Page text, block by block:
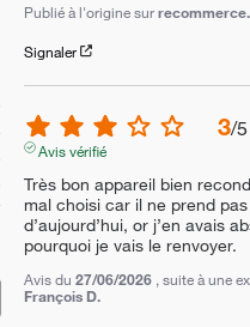
Publié à l'origine sur
Signaler
3/5
Avis vérifié
Très bon appareil bien
mal choisi car il ne prend
d’aujourd’hui, or j’en avais
pourquoi je vais le renvoyer.
Avis du 27/06/2026 , suite à une
François D.